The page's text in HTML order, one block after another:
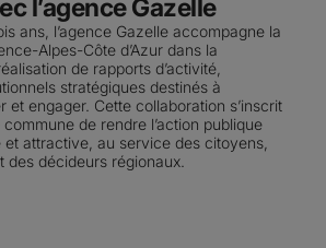
l’agence Gazelle
ans, l’agence Gazelle accompagne la
Alpes-Côte d’Azur dans la
de rapports d’activité,
stratégiques destinés à
et engager. Cette collaboration s’inscrit
de rendre l’action publique
et attractive, au service des citoyens,
des décideurs régionaux.